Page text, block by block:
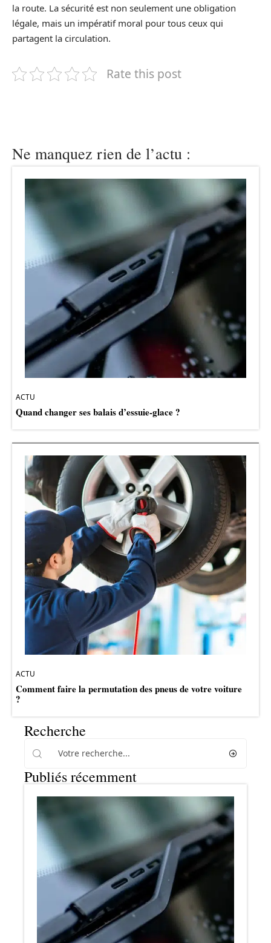
la route. La sécurité est non seulement une obligation
légale, mais un impératif moral pour tous ceux qui
partagent la circulation.
Rate this post
Ne manquez rien de l’actu :
ACTU
Quand changer ses balais d’essuie-glace ?
ACTU
Comment faire la permutation des pneus de votre voiture
?
Recherche
Publiés récemment